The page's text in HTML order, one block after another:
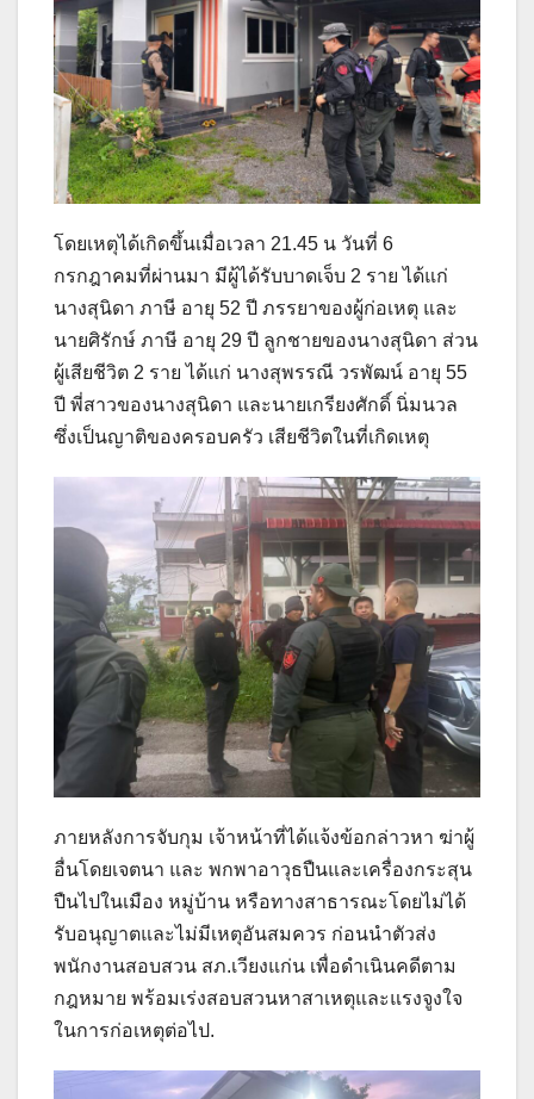
โดยเหตุได้เกิดขึ้นเมื่อเวลา 21.45 น วันที่ 6
กรกฎาคมที่ผ่านมา มีผู้ได้รับบาดเจ็บ 2 ราย ได้แก่
นางสุนิดา ภาษี อายุ 52 ปี ภรรยาของผู้ก่อเหตุ และ
นายศิรักษ์ ภาษี อายุ 29 ปี ลูกชายของนางสุนิดา ส่วน
ผู้เสียชีวิต 2 ราย ได้แก่ นางสุพรรณี วรพัฒน์ อายุ 55
ปี พี่สาวของนางสุนิดา และนายเกรียงศักดิ์ นิ่มนวล
ซึ่งเป็นญาติของครอบครัว เสียชีวิตในที่เกิดเหตุ
ภายหลังการจับกุม เจ้าหน้าที่ได้แจ้งข้อกล่าวหา ฆ่าผู้
อื่นโดยเจตนา และ พกพาอาวุธปืนและเครื่องกระสุน
ปืนไปในเมือง หมู่บ้าน หรือทางสาธารณะโดยไม่ได้
รับอนุญาตและไม่มีเหตุอันสมควร ก่อนนำตัวส่ง
พนักงานสอบสวน สภ.เวียงแก่น เพื่อดำเนินคดีตาม
กฎหมาย พร้อมเร่งสอบสวนหาสาเหตุและแรงจูงใจ
ในการก่อเหตุต่อไป.